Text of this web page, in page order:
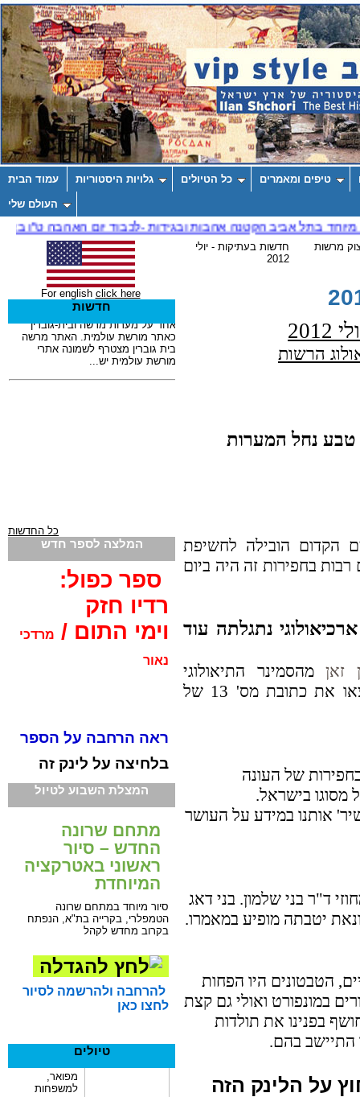
עמוד הבית גלויות היסטוריות כל הטיולים טיפים ומאמרים
העולם שלי
מרשות
חדשות בעתיקות - יולי
2012
הרשות
טבע נחל המערות
הקדום הובילה לחשיפת
בחפירות זה היה ביום
נתגלתה עוד
זאןמהסמינר התיאולוגי
הבפטיסטי של דרום מערב ארה"ב מצאו את כתובת מס' 13 של
של העונה
מסוגו בישראל.
אותנו במידע על העושר
ד"ר בני שלמון. בני דאג
יטבתה מופיע במאמרו.
הטבטונים היו הפחות
במונפורט ואולי גם קצת
בפנינו את תולדות
התיישב בהם.
על הלינק הזה
For english click here
חדשות
כל החדשות
המלצה לספר חדש
ספר כפול:
רדיו חזק
וימי התום / מרדכי
נאור
ראה הרחבה על הספר
בלחיצה על לינק זה
המצלת השבוע לטיול
מתחם שרונה
החדש – סיור
ראשוני באטרקציה
המיוחדת
סיור מיוחד במתחם שרונה
הטמפלרי, בקרייה בת"א, הנפתח
בקרוב מחדש לקהל
להרחבה ולהרשמה לסיור
לחצו כאן
טיולים